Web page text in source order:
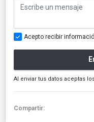
Acepto recibir
Al enviar tus datos aceptas
Compartir: